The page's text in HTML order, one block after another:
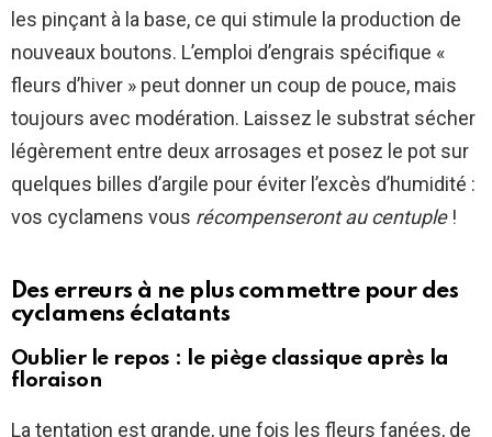
les pinçant à la base, ce qui stimule la production de
nouveaux boutons. L’emploi d’engrais spécifique «
fleurs d’hiver » peut donner un coup de pouce, mais
toujours avec modération. Laissez le substrat sécher
légèrement entre deux arrosages et posez le pot sur
quelques billes d’argile pour éviter l’excès d’humidité :
vos cyclamens vous récompenseront au centuple!
Des erreurs à ne plus commettre pour des
cyclamens éclatants
Oublier le repos : le piège classique après la
floraison
La tentation est grande, une fois les fleurs fanées, de